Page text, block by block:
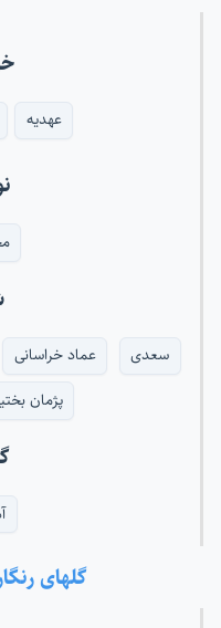
عهدیه
سعدی عماد خراسانی
پژمان
گلهای رنگارنگ